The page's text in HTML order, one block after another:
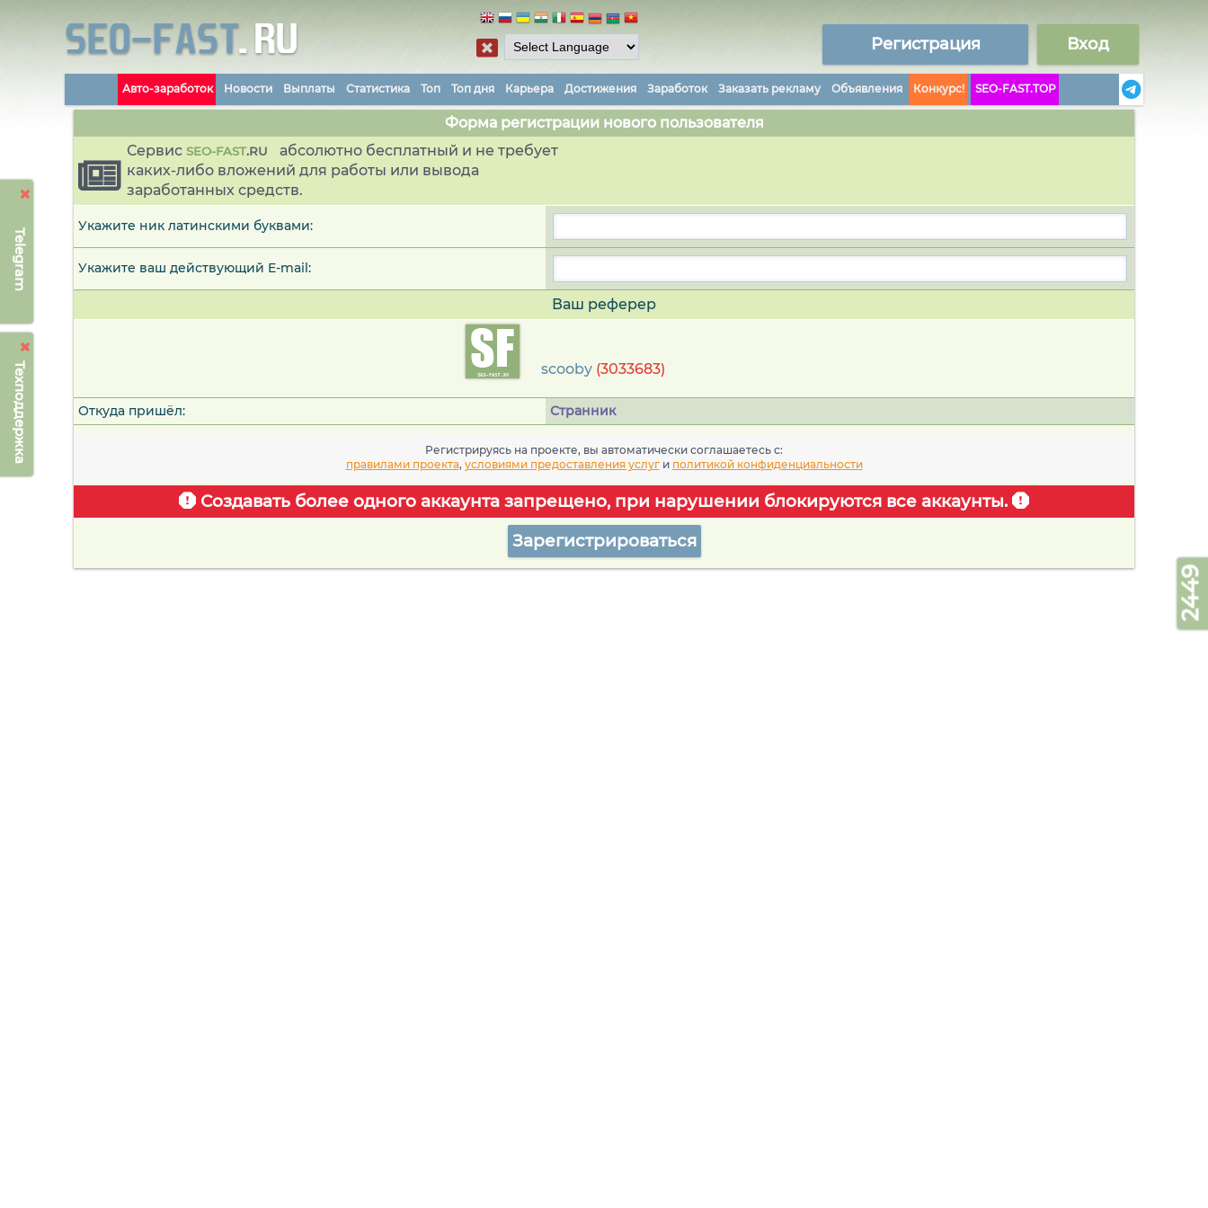
Telegram
Техподдержка
Регистрация Вход
Авто-заработок Новости Выплаты Статистика Топ Топ дня Карьера Достижения Заработок Заказать рекламу Объявления Конкурс! SEO-FAST.TOP
Форма регистрации нового пользователя
Сервис SEO-FAST.RU
абсолютно бесплатный и не требует
каких-либо вложений для работы или вывода
заработанных средств.
Укажите ник латинскими буквами:
Укажите ваш действующий E-mail:
Ваш реферер
scooby (3033683)
Откуда пришёл: Странник
Регистрируясь на проекте, вы автоматически соглашаетесь c:
правилами проекта, условиями предоставления услуги политикой конфиденциальности
Создавать более одного аккаунта запрещено, при нарушении блокируются все аккаунты.
Зарегистрироваться
2449